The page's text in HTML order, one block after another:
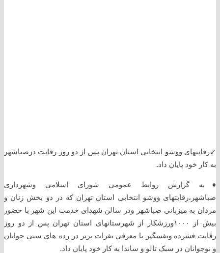
↙️رقابتهای ووشو انتخابی استان تهران پس از دو روز رقابت درصباشهر
به کار خود پایان داد.
♦️به گزارش روابط عمومی شورای اسلامی وشهرداری
صباشهر،رقابتهای ووشو انتخابی استان تهران که در دو بخش زنان و
مردان به میزبانی صباشهر ودر سالن شهدای خدمت این شهر با حضور
بیش از ۱۰۰۰ورزشکار از شهرستانهای استان تهران پس از دو روز
رقابت فشرده ونفسگیر با معرفی نفرات برتر در رده های سنی جوانان
و نوجوانان در سبک تالو و ساندا به کار خود پایان داد.